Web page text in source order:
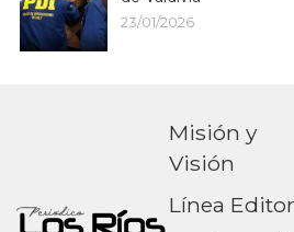
23/01/2026
Misión y
Visión
Línea